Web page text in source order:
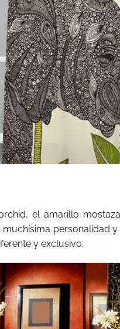
el amarillo
personalidad
y exclusivo.